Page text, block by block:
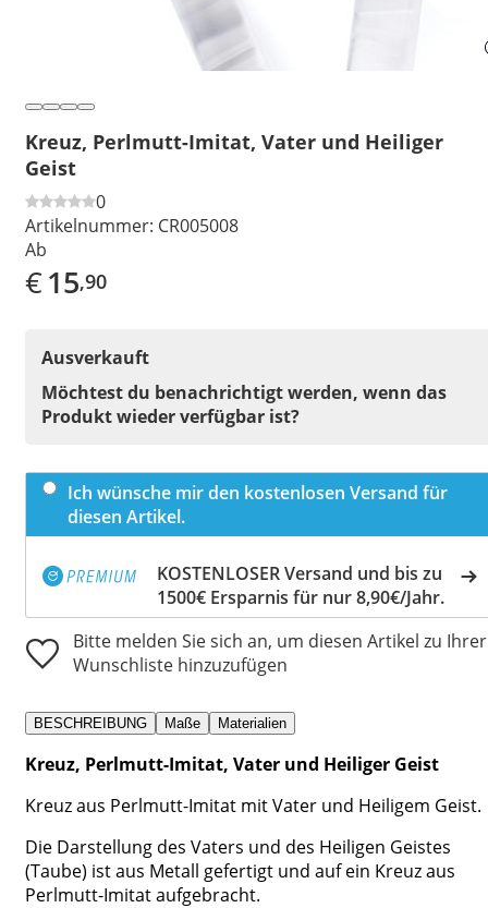
Kreuz, Perlmutt-Imitat, Vater und Heiliger
Geist
0
Artikelnummer: CR005008
Ab
€15,90
Ausverkauft
Möchtest du benachrichtigt werden, wenn das
Produkt wieder verfügbar ist?
Ich wünsche mir den kostenlosen Versand für
diesen Artikel.
KOSTENLOSER Versand und bis zu
1500€ Ersparnis für nur 8,90€/Jahr.
Bitte melden Sie sich an, um diesen Artikel zu Ihrer
Wunschliste hinzuzufügen
BESCHREIBUNG Maße Materialien
Kreuz, Perlmutt-Imitat, Vater und Heiliger Geist
Kreuz aus Perlmutt-Imitat mit Vater und Heiligem Geist.
Die Darstellung des Vaters und des Heiligen Geistes
(Taube) ist aus Metall gefertigt und auf ein Kreuz aus
Perlmutt-Imitat aufgebracht.